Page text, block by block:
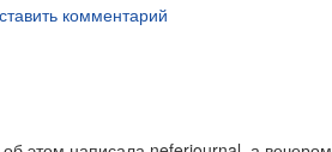
комментарий